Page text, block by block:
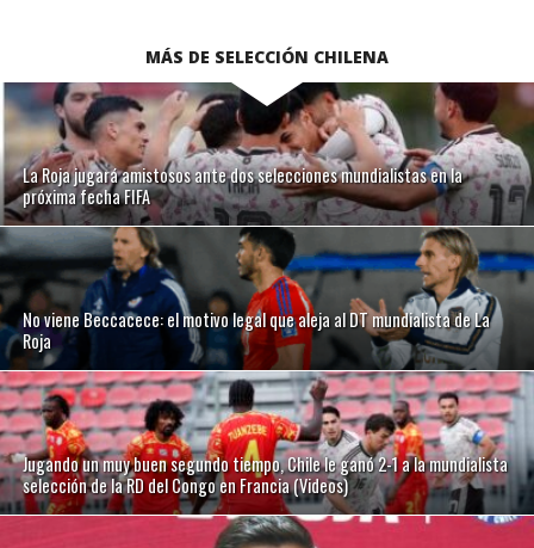
MÁS DE SELECCIÓN CHILENA
La Roja jugará amistosos ante dos selecciones mundialistas en la
próxima fecha FIFA
No viene Beccacece: el motivo legal que aleja al DT mundialista de La
Roja
Jugando un muy buen segundo tiempo, Chile le ganó 2-1 a la mundialista
selección de la RD del Congo en Francia (Videos)